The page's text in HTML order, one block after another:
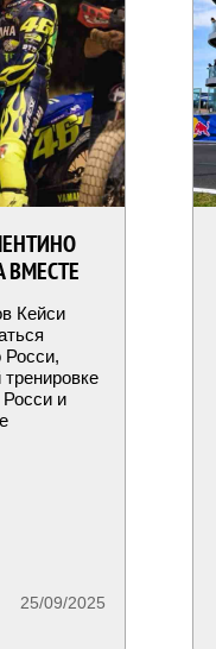
ВМЕСТЕ
Кейси
и
25/09/2025